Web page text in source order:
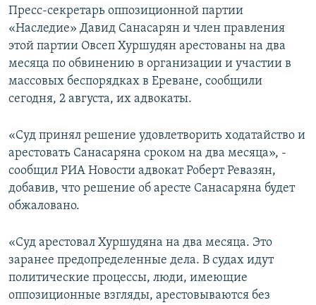
поискуАРМЕНИЯ
АЗЕРБАЙДЖАН
ПОЛИТИКА
ЭКОНОМИКА
ОБЩЕСТВО
КУЛЬТУРА
МИР
РУБРИКИ
НЕКРУГЛЫЙ СТОЛ
ГОСТЬ НЕДЕЛИ
ПОЗИЦИЯ
ГОЛОСА
ЧИТАЕМ ПРЕССУ
МУЛЬТИМЕДИА
ВИДЕО
ФОТО
АУДИО
ПОДКАСТЫ
ПРИСОЕДИНЯЙТЕСЬ!
Все сайты РСЕ/РС
Пресс-секретарь оппозиционной партии
«Наследие» Давид Санасарян и член правления
этой партии Овсеп Хуршудян арестованы на два
месяца по обвинению в организации и участии в
массовых беспорядках в Ереване, сообщили
сегодня, 2 августа, их адвокаты.
«Суд принял решение удовлетворить ходатайство и
арестовать Санасаряна сроком на два месяца», -
сообщил РИА Новости адвокат Роберт Ревазян,
добавив, что решение об аресте Санасаряна будет
обжаловано.
«Суд арестовал Хуршудяна на два месяца. Это
заранее предопределенные дела. В судах идут
политические процессы, люди, имеющие
оппозиционные взгляды, арестовываются без